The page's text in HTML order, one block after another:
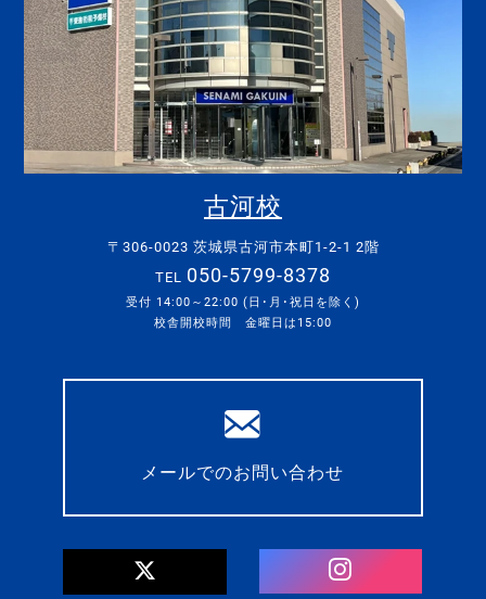
古河校
〒306-0023 茨城県古河市本町1-2-1 2階
TEL 050-5799-8378
受付 14:00～22:00 (日･月･祝日を除く)
校舎開校時間 金曜日は15:00
メールでのお問い合わせ